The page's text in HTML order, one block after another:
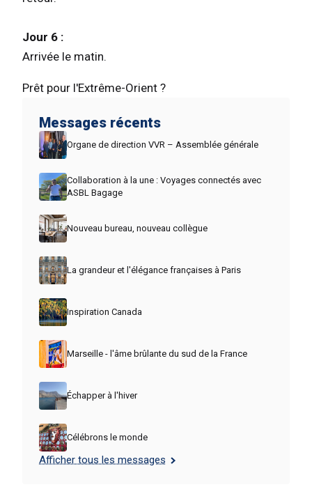
Jour 6 :
Arrivée le matin.
Prêt pour l'Extrême-Orient ?
Messages récents
Organe de direction VVR – Assemblée générale
Collaboration à la une : Voyages connectés avec
ASBL Bagage
Nouveau bureau, nouveau collègue
La grandeur et l'élégance françaises à Paris
Inspiration Canada
Marseille - l'âme brûlante du sud de la France
Échapper à l'hiver
Célébrons le monde
Afficher tous les messages